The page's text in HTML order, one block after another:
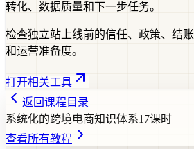
转化、数据质量和下一步任务。
检查独立站上线前的信任、政策、结
和运营准备度。
打开相关工具
返回课程目录
系统化的跨境电商知识体系17课时
查看所有教程